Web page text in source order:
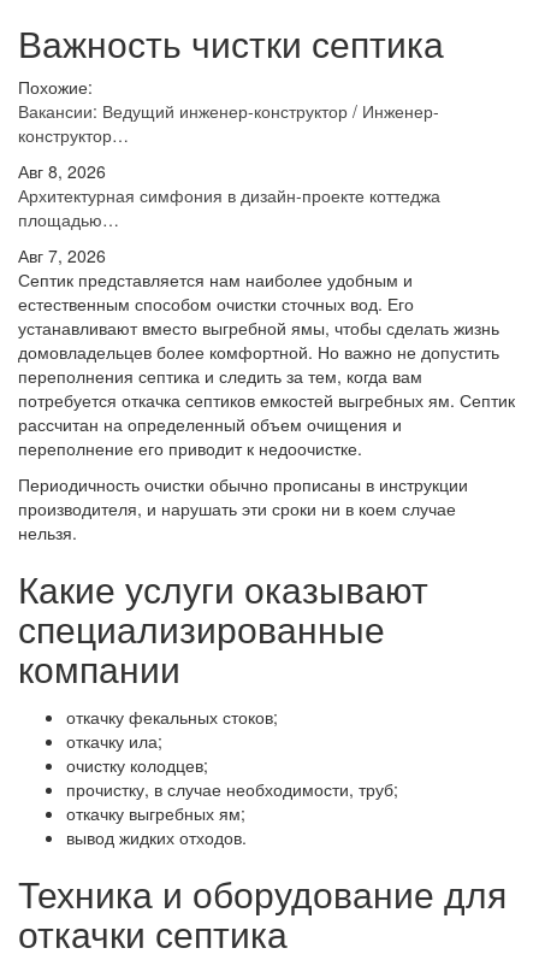
Важность чистки септика
Похожие:
Вакансии: Ведущий инженер-конструктор / Инженер-
конструктор…
Авг 8, 2026
Архитектурная симфония в дизайн-проекте коттеджа
площадью…
Авг 7, 2026
Септик представляется нам наиболее удобным и
естественным способом очистки сточных вод. Его
устанавливают вместо выгребной ямы, чтобы сделать жизнь
домовладельцев более комфортной. Но важно не допустить
переполнения септика и следить за тем, когда вам
потребуется откачка септиков емкостей выгребных ям. Септик
рассчитан на определенный объем очищения и
переполнение его приводит к недоочистке.
Периодичность очистки обычно прописаны в инструкции
производителя, и нарушать эти сроки ни в коем случае
нельзя.
Какие услуги оказывают
специализированные
компании
откачку фекальных стоков;
откачку ила;
очистку колодцев;
прочистку, в случае необходимости, труб;
откачку выгребных ям;
вывод жидких отходов.
Техника и оборудование для
откачки септика